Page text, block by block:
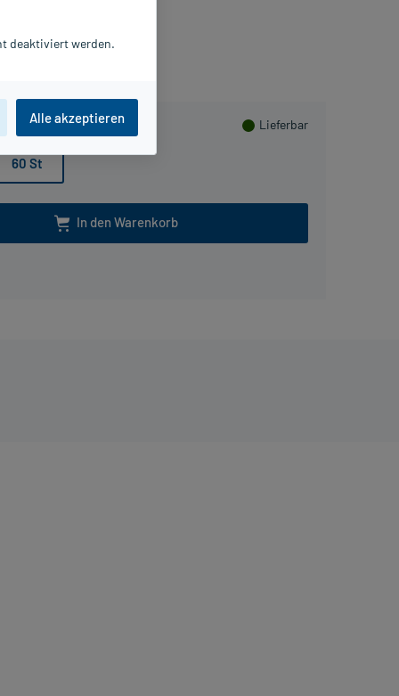
Lieferbar
60 St
In den Warenkorb
deaktiviert werden.
Alle akzeptieren